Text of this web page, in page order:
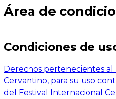
Área de
Condiciones de
Derechos pertenecientes al
Cervantino, para su uso
del Festival Internacional